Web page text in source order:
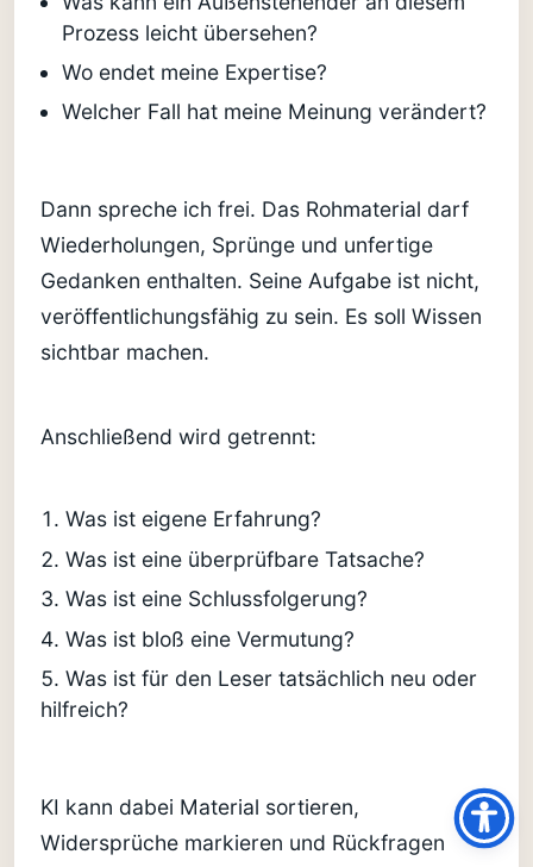
Prozess leicht übersehen?
Wo endet meine Expertise?
Welcher Fall hat meine Meinung verändert?
Dann spreche ich frei. Das Rohmaterial darf
Wiederholungen, Sprünge und unfertige
Gedanken enthalten. Seine Aufgabe ist nicht,
veröffentlichungsfähig zu sein. Es soll Wissen
sichtbar machen.
Anschließend wird getrennt:
Was ist eigene Erfahrung?
Was ist eine überprüfbare Tatsache?
Was ist eine Schlussfolgerung?
Was ist bloß eine Vermutung?
Was ist für den Leser tatsächlich neu oder
hilfreich?
KI kann dabei Material sortieren,
Widersprüche markieren und Rückfragen